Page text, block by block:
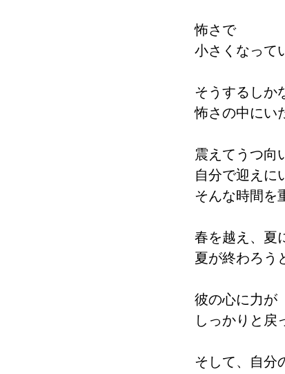
怖さで
小さくなって
そうするしか
怖さの中にい
震えてうつ向
自分で迎えに
そんな時間を
春を越え、夏
夏が終わろう
彼の心に力が
しっかりと戻
そして、自分